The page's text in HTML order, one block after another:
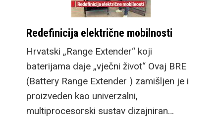
Redefinicija električne mobilnosti
Hrvatski „Range Extender“ koji
baterijama daje „vječni život“ Ovaj BRE
(Battery Range Extender ) zamišljen je i
proizveden kao univerzalni,
multiprocesorski sustav dizajniran…